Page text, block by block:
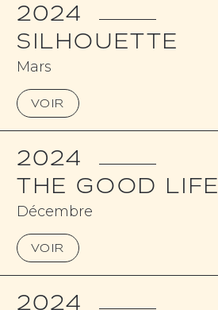
2024
SILHOUETTE
Mars
VOIR
2024
THE GOOD LIFE
Décembre
VOIR
2024